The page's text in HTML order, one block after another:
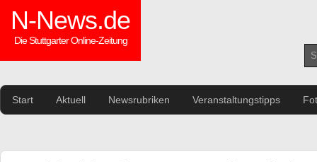
N-News.de
Die Stuttgarter Online-Zeitung
Start Aktuell Newsrubriken Veranstaltungstipps